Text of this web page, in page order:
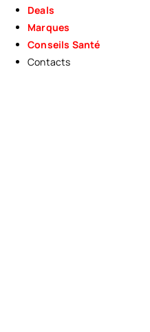
Deals
Marques
Conseils Santé
Contacts